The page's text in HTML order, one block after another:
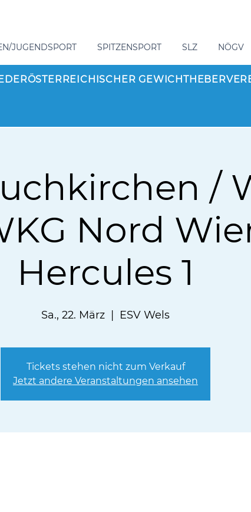
JUGENDSPORT SPITZENSPORT SLZ NÖGV
/
Nord
Hercules 1
Sa., 22. März ESV Wels
Tickets stehen nicht zum Verkauf
Jetzt andere Veranstaltungen ansehen